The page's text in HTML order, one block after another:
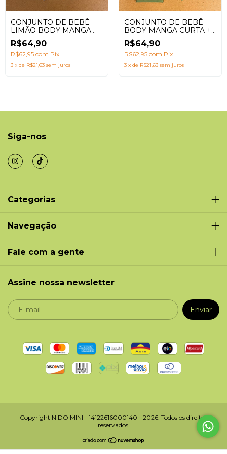
CONJUNTO DE BEBÊ
LIMÃO BODY MANGA
CURTA + SHORTS
SARUEL
R$64,90
R$62,95 com Pix
3 x de R$21,63 sem juros
CONJUNTO DE BEBÊ
BODY MANGA CURTA +
SHORTS SARUEL COM
ESTAMPA CACTUS
R$64,90
R$62,95 com Pix
3 x de R$21,63 sem juros
Siga-nos
Categorias
Navegação
Fale com a gente
Assine nossa newsletter
Copyright NIDO MINI - 14122616000140 - 2026. Todos os direitos
reservados.